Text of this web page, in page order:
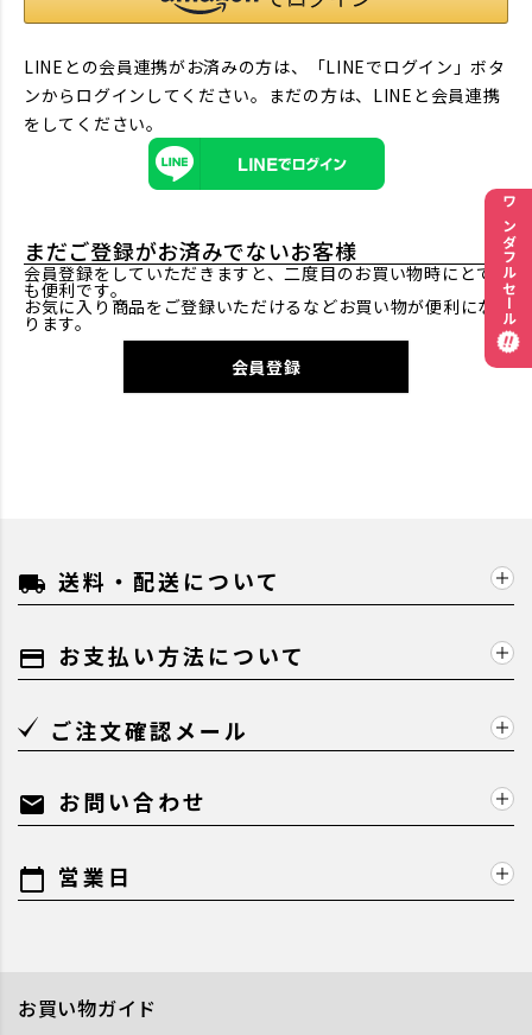
LINEとの会員連携がお済みの方は、「LINEでログイン」ボタ
ンからログインしてください。まだの方は、 LINEと会員連携
をしてください。
まだご登録がお済みでないお客様
会員登録をしていただきますと、二度目のお買い物時にとて
も便利です。
お気に入り商品をご登録いただけるなどお買い物が便利にな
ります。
会員登録
local_shipping 送料・配送について
payment お支払い方法について
ご注文確認メール
mail お問い合わせ
calendar_today 営業日
お買い物ガイド
ワンダフルセール